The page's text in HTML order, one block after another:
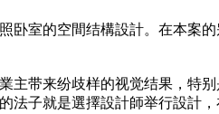
卧室的空間结構設計。在本案
主带来纷歧样的视觉结果，特
法子就是選擇設計師举行設計